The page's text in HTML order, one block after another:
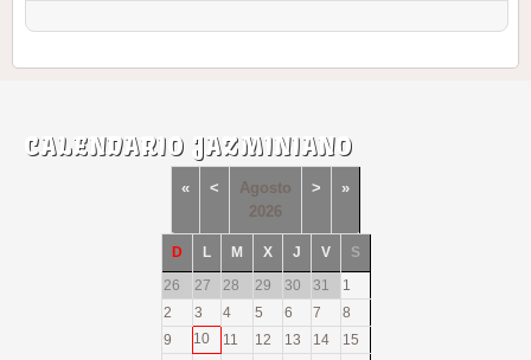
CALENDARIO JAZMINIANO
« <
Agosto
2026
> »
D L M X J V
S
26
27 28 29 30 31
1
2
3 4 5 6 7
8
9
10 11 12 13 14
15